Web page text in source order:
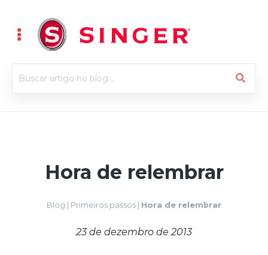
Hora de relembrar
Blog Primeiros passos Hora de relembrar
23 de dezembro de 2013